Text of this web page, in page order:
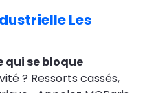
Les
se bloque
? Ressorts cassés,